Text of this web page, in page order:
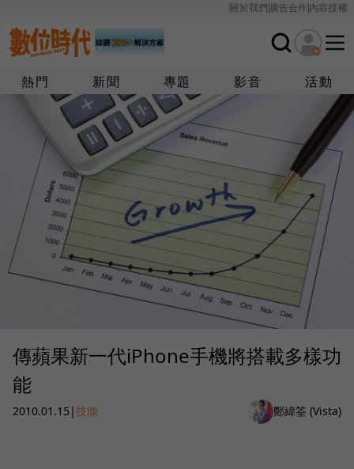
關於我們廣告合作內容授權
熱門 新聞 專題 影音 活動
傳蘋果新一代iPhone手機將搭載多樣功
能
2010.01.15 |技能 鄭緯筌 (Vista)